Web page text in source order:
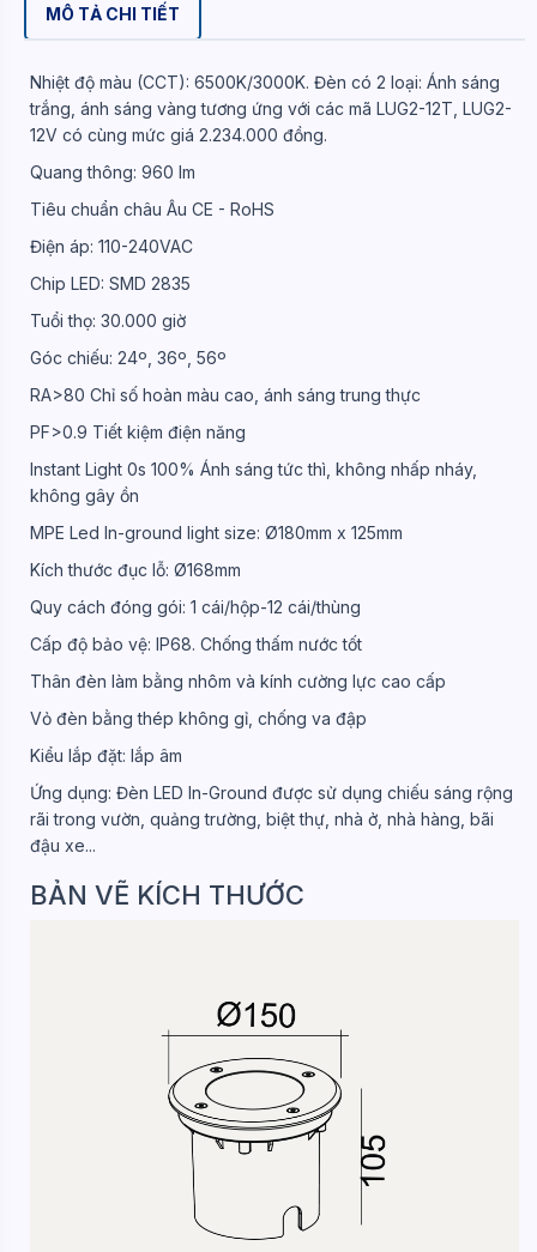
MÔ TẢ CHI TIẾT
Nhiệt độ màu (CCT): 6500K/3000K. Đèn có 2 loại: Ánh sáng
trắng, ánh sáng vàng tương ứng với các mã LUG2-12T, LUG2-
12V có cùng mức giá 2.234.000 đồng.
Quang thông: 960 lm
Tiêu chuẩn châu Âu CE - RoHS
Điện áp: 110-240VAC
Chip LED: SMD 2835
Tuổi thọ: 30.000 giờ
Góc chiếu: 24º, 36º, 56º
RA>80 Chỉ số hoàn màu cao, ánh sáng trung thực
PF>0.9 Tiết kiệm điện năng
Instant Light 0s 100% Ánh sáng tức thì, không nhấp nháy,
không gây ồn
MPE Led In-ground light size: Ø180mm x 125mm
Kích thước đục lỗ: Ø168mm
Quy cách đóng gói: 1 cái/hộp-12 cái/thùng
Cấp độ bảo vệ: IP68. Chống thấm nước tốt
Thân đèn làm bằng nhôm và kính cường lực cao cấp
Vỏ đèn bằng thép không gỉ, chống va đập
Kiểu lắp đặt: lắp âm
Ứng dụng: Đèn LED In-Ground được sử dụng chiếu sáng rộng
rãi trong vườn, quảng trường, biệt thự, nhà ở, nhà hàng, bãi
đậu xe...
BẢN VẼ KÍCH THƯỚC